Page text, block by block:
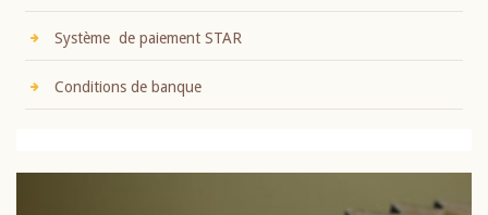
Système de paiement STAR
Conditions de banque